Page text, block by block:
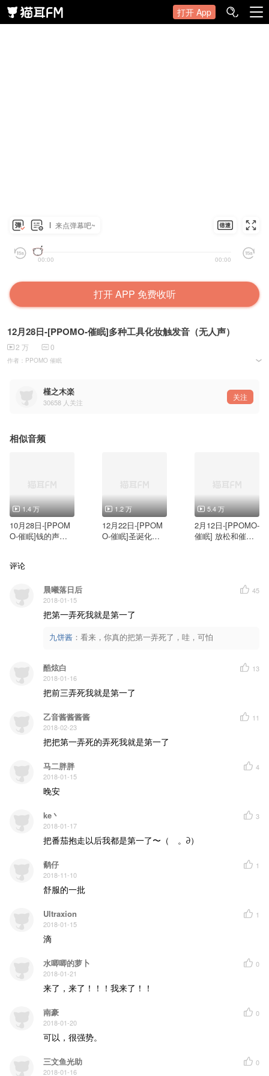
打开 App
来点弹幕吧~
00:00 00:00
打开 APP 免费收听
12月28日-[PPOMO-催眠]多种工具化妆触发音（无人声）
2 万 0
作者：PPOMO 催眠
PPOMO 个人网站：www.ppomo.com
槿之木楽
30658 人关注
关注
相似音频
1.4 万
10月28日-[PPOM
O-催眠]钱的声音
1.2 万
12月22日-[PPOM
O-催眠]圣诞化妆
5.4 万
2月12日-[PPOMO-
催眠] 放松和催眠
评论
晨曦落日后
2018-01-15
45
把第一弄死我就是第一了
九饼酱 ： 看来，你真的把第一弄死了，哇，可怕
酷炫白
2018-01-16
13
把前三弄死我就是第一了
乙音酱酱酱酱
2018-02-23
11
把把第一弄死的弄死我就是第一了
马二胖胖
2018-01-15
4
晚安
ke丶
2018-01-17
3
把番茄抱走以后我都是第一了〜（ゝ。∂）
鹬仔
2018-11-10
1
舒服的一批
Ultraxion
2018-01-15
1
滴
水唧唧的萝卜
2018-01-21
0
来了，来了！！！我来了！！
南豪
2018-01-20
0
可以，很强势。
三文鱼光助
2018-01-16
0